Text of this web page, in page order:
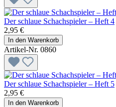
Der schlaue Schachspieler – Heft 4
2,95 €
In den Warenkorb
Artikel-Nr. 0860
Der schlaue Schachspieler – Heft 5
2,95 €
In den Warenkorb